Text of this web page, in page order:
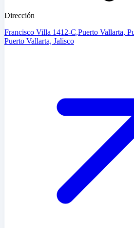
Dirección
Francisco Villa 1412-C,Puerto Vallarta,
Puerto Vallarta, Jalisco